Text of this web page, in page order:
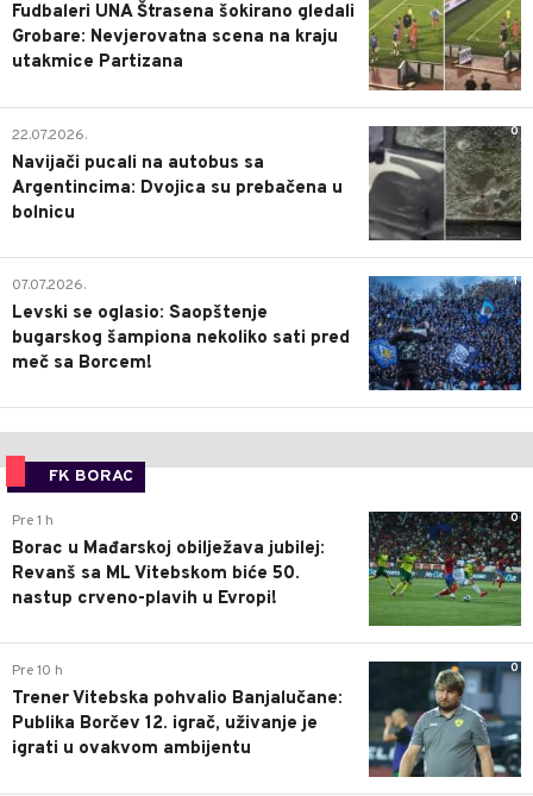
Fudbaleri UNA Štrasena šokirano gledali
Grobare: Nevjerovatna scena na kraju
utakmice Partizana
0
22.07.2026.
Navijači pucali na autobus sa
Argentincima: Dvojica su prebačena u
bolnicu
1
07.07.2026.
Levski se oglasio: Saopštenje
bugarskog šampiona nekoliko sati pred
meč sa Borcem!
FK BORAC
0
Pre 1 h
Borac u Mađarskoj obilježava jubilej:
Revanš sa ML Vitebskom biće 50.
nastup crveno-plavih u Evropi!
0
Pre 10 h
Trener Vitebska pohvalio Banjalučane:
Publika Borčev 12. igrač, uživanje je
igrati u ovakvom ambijentu